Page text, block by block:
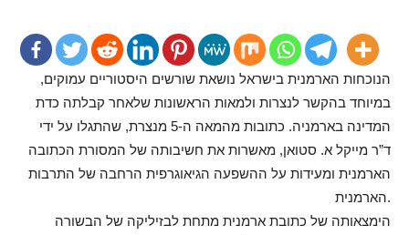
הנוכחות הארמנית בישראל נושאת שורשים היסטוריים עמוקים,
במיוחד בהקשר לנצרות ולמאות הראשונות שלאחר קבלתה כדת
המדינה בארמניה. כתובות מהמאה ה-5 מנצרת, שהתגלו על ידי
ד”ר מייקל א. סטואן, מאשרות את חשיבותה של המסורת הכתובה
הארמנית ומעידות על ההשפעה הגיאוגרפית הרחבה של התרבות
הארמנית.
הימצאותה של כתובת ארמנית מתחת לבזיליקה של הבשורה